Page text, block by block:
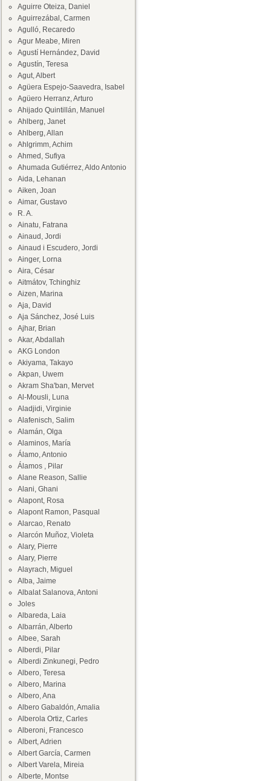
Aguirre Oteiza, Daniel
Aguirrezábal, Carmen
Agulló, Recaredo
Agur Meabe, Miren
Agustí Hernández, David
Agustín, Teresa
Agut, Albert
Agüera Espejo-Saavedra, Isabel
Agüero Herranz, Arturo
Ahijado Quintillán, Manuel
Ahlberg, Janet
Ahlberg, Allan
Ahlgrimm, Achim
Ahmed, Sufiya
Ahumada Gutiérrez, Aldo Antonio
Aida, Lehanan
Aiken, Joan
Aimar, Gustavo
R. A.
Ainatu, Fatrana
Ainaud, Jordi
Ainaud i Escudero, Jordi
Ainger, Lorna
Aira, César
Aitmátov, Tchinghiz
Aizen, Marina
Aja, David
Aja Sánchez, José Luis
Ajhar, Brian
Akar, Abdallah
AKG London
Akiyama, Takayo
Akpan, Uwem
Akram Sha'ban, Mervet
Al-Mousli, Luna
Aladjidi, Virginie
Alafenisch, Salim
Alamán, Olga
Alaminos, María
Álamo, Antonio
Álamos , Pilar
Alane Reason, Sallie
Alani, Ghani
Alapont, Rosa
Alapont Ramon, Pasqual
Alarcao, Renato
Alarcón Muñoz, Violeta
Alary, Pierre
Alary, Pierre
Alayrach, Miguel
Alba, Jaime
Albalat Salanova, Antoni
Joles
Albareda, Laia
Albarrán, Alberto
Albee, Sarah
Alberdi, Pilar
Alberdi Zinkunegi, Pedro
Albero, Teresa
Albero, Marina
Albero, Ana
Albero Gabaldón, Amalia
Alberola Ortiz, Carles
Alberoni, Francesco
Albert, Adrien
Albert García, Carmen
Albert Varela, Mireia
Alberte, Montse